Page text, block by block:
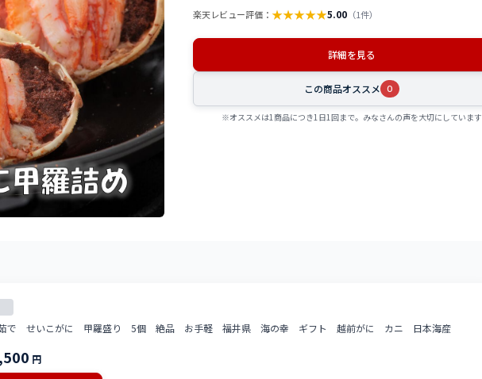
楽天レビュー評価： ★★★★★5.00 （1件）
詳細を見る
この商品オススメ 0
※オススメは1商品につき1日1回まで。みなさんの声を大切にしています
茹で せいこがに 甲羅盛り 5個 絶品 お手軽 福井県 海の幸 ギフト 越前がに カニ 日本海産
円